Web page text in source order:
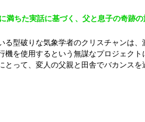
満ちた実話に基づく、父と息子の奇跡の
る型破りな気象学者のクリスチャンは、
機を使用するという無謀なプロジェクト
とって、変人の父親と田舎でバカンスを